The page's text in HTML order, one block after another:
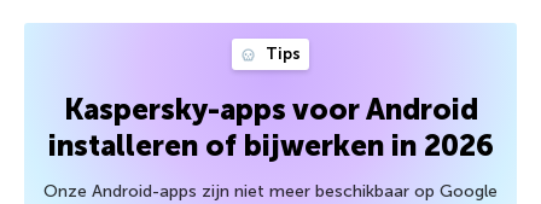
Tips
Kaspersky-apps voor Android
installeren of bijwerken in 2026
Onze Android-apps zijn niet meer beschikbaar op Google